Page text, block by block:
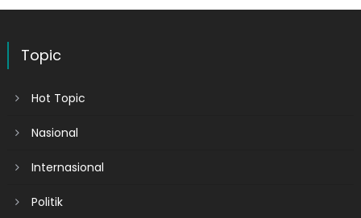
Topic
Hot Topic
Nasional
Internasional
Politik